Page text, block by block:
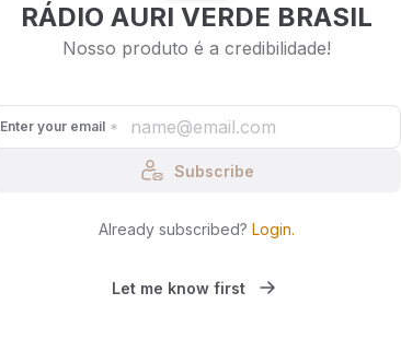
RÁDIO AURI VERDE BRASIL
Nosso produto é a credibilidade!
Enter your email
Subscribe
Already subscribed? Login.
Let me know first